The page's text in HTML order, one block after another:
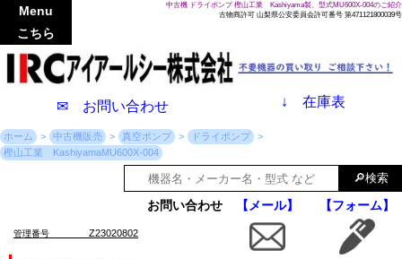
中古機 ドライポンプ 樫山工業 Kashiyama製、型式MU600X-004のご紹介
古物商許可 山梨県公安委員会許可番号 第471121800039号
✉ お問い合わせ ↓ 在庫表
Menu
こちら
ホーム 中古機販売 真空ポンプ
ドライポンプ
樫山工業 KashiyamaMU600X-004
お問い合わせ 【メール】 【フォーム】
管理番号 Z23020802